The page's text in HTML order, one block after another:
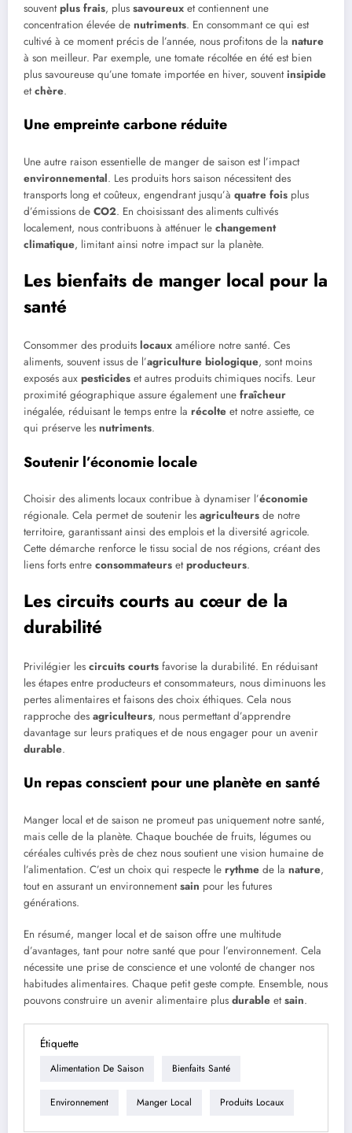
souventplus frais, plus savoureux et contiennent une
concentration élevée de nutriments. En consommant ce qui est
cultivé à ce moment précis de l’année, nous profitons de la nature
à son meilleur. Par exemple, une tomate récoltée en été est bien
plus savoureuse qu’une tomate importée en hiver, souventinsipide
etchère.
Une empreinte carbone réduite
Une autre raison essentielle de manger de saison est l’impact
environnemental. Les produits hors saison nécessitent des
transports long et coûteux, engendrant jusqu’à quatre fois plus
d’émissions de CO2. En choisissant des aliments cultivés
localement, nous contribuons à atténuer le changement
climatique, limitant ainsi notre impact sur la planète.
Les bienfaits de manger local pour la
santé
Consommer des produits locaux améliore notre santé. Ces
aliments, souvent issus de l’agriculture biologique, sont moins
exposés aux pesticides et autres produits chimiques nocifs. Leur
proximité géographique assure également une fraîcheur
inégalée, réduisant le temps entre la récolte et notre assiette, ce
qui préserve les nutriments.
Soutenir l’économie locale
Choisir des aliments locaux contribue à dynamiser l’économie
régionale. Cela permet de soutenir les agriculteurs de notre
territoire, garantissant ainsi des emplois et la diversité agricole.
Cette démarche renforce le tissu social de nos régions, créant des
liens forts entre consommateurs etproducteurs.
Les circuits courts au cœur de la
durabilité
Privilégier les circuits courts favorise la durabilité. En réduisant
les étapes entre producteurs et consommateurs, nous diminuons les
pertes alimentaires et faisons des choix éthiques. Cela nous
rapproche des agriculteurs, nous permettant d’apprendre
davantage sur leurs pratiques et de nous engager pour un avenir
durable.
Un repas conscient pour une planète en santé
Manger local et de saison ne promeut pas uniquement notre santé,
mais celle de la planète. Chaque bouchée de fruits, légumes ou
céréales cultivés près de chez nous soutient une vision humaine de
l’alimentation. C’est un choix qui respecte le rythme de la nature,
tout en assurant un environnementsain pour les futures
générations.
En résumé, manger local et de saison offre une multitude
d’avantages, tant pour notre santé que pour l’environnement. Cela
nécessite une prise de conscience et une volonté de changer nos
habitudes alimentaires. Chaque petit geste compte. Ensemble, nous
pouvons construire un avenir alimentaire plus durable etsain.
Étiquette
Alimentation De Saison Bienfaits Santé
Environnement Manger Local Produits Locaux